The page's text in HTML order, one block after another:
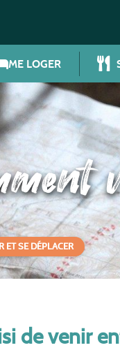
ME LOGER
ET SE DÉPLACER
de venir